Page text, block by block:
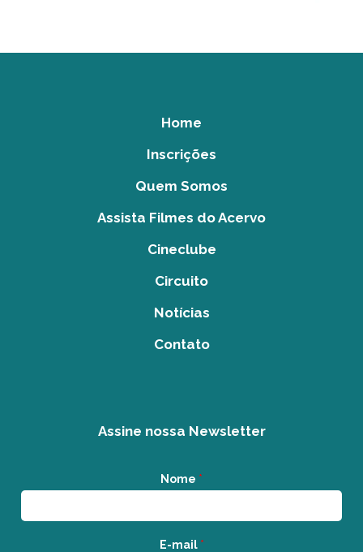
Home
Inscrições
Quem Somos
Assista Filmes do Acervo
Cineclube
Circuito
Notícias
Contato
Assine nossa Newsletter
Nome *
E-mail *